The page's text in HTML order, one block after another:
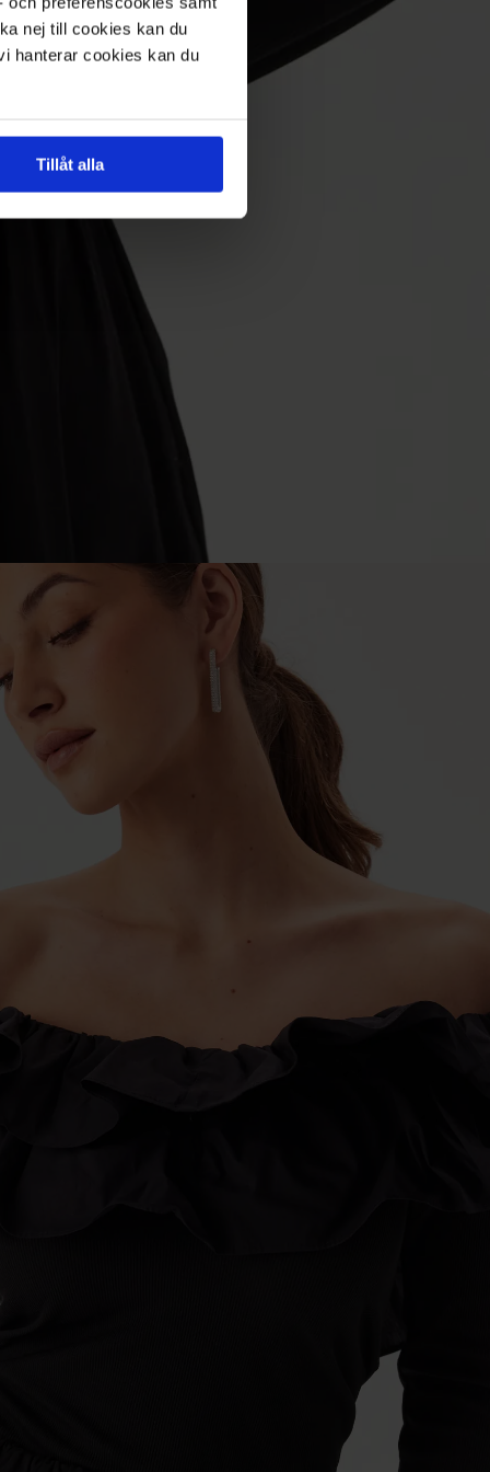
nej till cookies kan du
hanterar cookies kan du
Tillåt alla